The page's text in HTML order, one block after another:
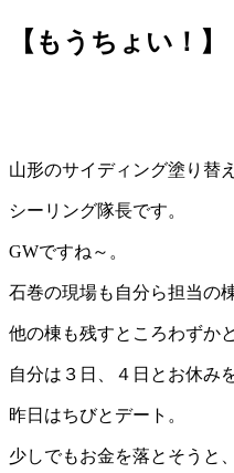
【もうちょい！】
山形のサイディング塗り替
シーリング隊長です。
GWですね～。
石巻の現場も自分ら担当の
他の棟も残すところわずか
自分は３日、４日とお休み
昨日はちびとデート。
少しでもお金を落とそうと